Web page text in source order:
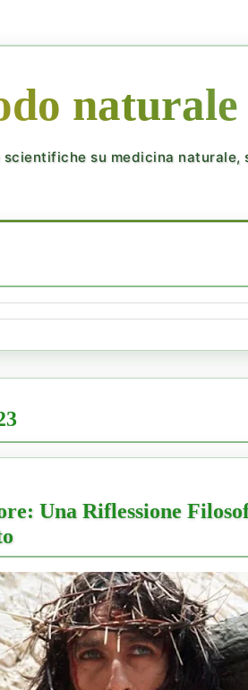
naturale
su medicina
Una Riflessione